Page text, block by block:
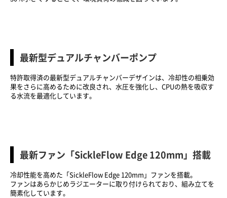
最新型デュアルチャンバーポンプ
特許取得済の最新型デュアルチャンバーデザインは、冷却性の相乗効
果をさらに高めるために改良され、水圧を強化し、CPUの熱を吸収す
る水流を最適化しています。
最新ファン「SickleFlow Edge 120mm」搭載
冷却性能を高めた「SickleFlow Edge 120mm」ファンを搭載。
ファンはあらかじめラジエーターに取り付けられており、組み立てを
簡素化しています。